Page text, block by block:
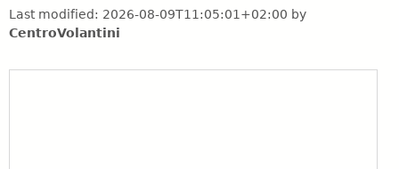
Last modified: 2026-08-09T11:05:01+02:00 by
CentroVolantini